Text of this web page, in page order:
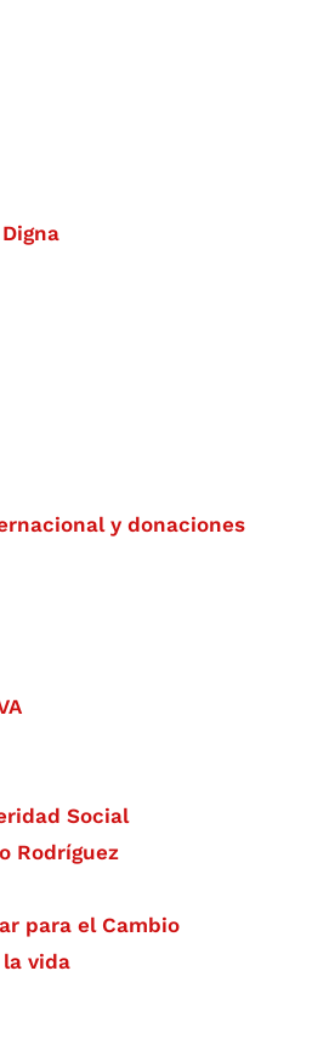
y donaciones
Social
Rodríguez
para el Cambio
vida